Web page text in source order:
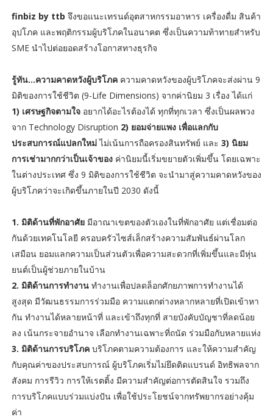
finbiz by ttb จึงขอแนะเทรนด์อุตสาหกรรมอาหาร เครื่องดื่ม สินค้า
อุปโภค และพฤติกรรมผู้บริโภคในอนาคต ซึ่งเป็นความท้าทายสำหรับ
SME นำไปต่อยอดสร้างโอกาสทางธุรกิจ
รู้ทัน...ความคาดหวังผู้บริโภคความคาดหวังของผู้บริโภคจะส่งผ่าน 9
มิติของการใช้ชีวิต (9-Life Dimensions) จากค่านิยม 3 เรื่อง ได้แก่
1) เศรษฐกิจตามใจอยากได้อะไรต้องได้ ทุกที่ทุกเวลา ซึ่งเป็นผลพวง
จาก Technology Disruption 2) ยอมจ่ายแพง เพื่อแลกกับ
ประสบการณ์แปลกใหม่ไม่เน้นการถือครองสินทรัพย์ และ 3) นิยม
การเช่ามากกว่าเป็นเจ้าของค่านิยมนี้เริ่มขยายตัวเพิ่มขึ้น โดยเฉพาะ
ในต่างประเทศ ซึ่ง 9 มิติของการใช้ชีวิต จะนำมาสู่ความคาดหวังของ
ผู้บริโภคว่าจะเกิดขึ้นภายในปี 2030 ดังนี้
1. มิติด้านที่พักอาศัยมีอาณาเขตของตัวเองในที่พักอาศัย แต่เชื่อมต่อ
กันด้วยเทคโนโลยี ครอบครัวไซส์เล็กสร้างความสัมพันธ์ผ่านโลก
เสมือน ยอมแลกความเป็นส่วนตัวเพื่อความสะดวกที่เพิ่มขึ้นและมีหุ่น
ยนต์เป็นผู้ช่วยภายในบ้าน
2. มิติด้านการทำงานทำงานเพื่อปลดล็อกศักยภาพการทำงานได้
สูงสุด มีวัฒนธรรมการร่วมมือ ความแตกต่างหลากหลายที่เปิดเข้าหา
กัน ทำงานได้หลายหน้าที่ และเข้าถึงทุกที่ สายบังคับบัญชาที่ลดน้อย
ลง เน้นกระจายอำนาจ เลือกทำงานเฉพาะที่ถนัด ร่วมมือกับหลายแห่ง
3. มิติด้านการบริโภคบริโภคตามความต้องการ และให้ความสำคัญ
กับคุณค่าของประสบการณ์ ผู้บริโภคเริ่มไม่ยึดติดแบรนด์ อิทธิพลจาก
สังคม การรีวิว การให้เรตติ้ง มีความสำคัญต่อการตัดสินใจ รวมถึง
การบริโภคแบบร่วมแบ่งปัน เพื่อใช้ประโยชน์จากทรัพยากรอย่างคุ้ม
ค่า